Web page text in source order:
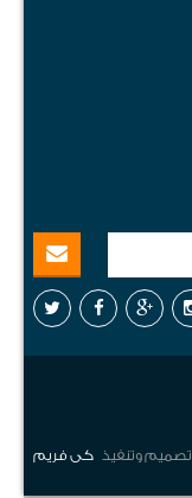
تصميم وتنفيذ كى فريم